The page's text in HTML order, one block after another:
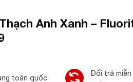
Anh Xanh –
toàn quốc
Đổi trả miễn